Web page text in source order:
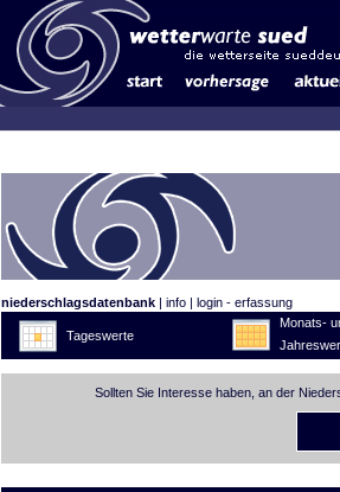
niederschlagsdatenbank| info| login - erfassung
Tageswerte
Monats-
Sollten Sie Interesse haben, an der